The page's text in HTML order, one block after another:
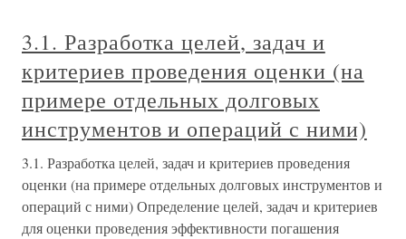
3.1. Разработка целей, задач и
критериев проведения оценки (на
примере отдельных долговых
инструментов и операций с ними)
3.1. Разработка целей, задач и критериев проведения
оценки (на примере отдельных долговых инструментов и
операций с ними) Определение целей, задач и критериев
для оценки проведения эффективности погашения